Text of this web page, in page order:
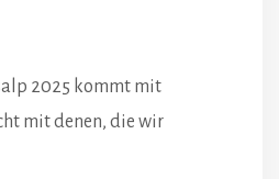
2025 kommt mit
mit denen, die wir